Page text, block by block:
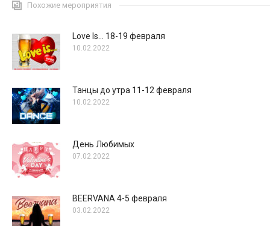
Похожие мероприятия
Love Is… 18-19 февраля
10.02.2022
Танцы до утра 11-12 февраля
10.02.2022
День Любимых
07.02.2022
BEERVANA 4-5 февраля
03.02.2022